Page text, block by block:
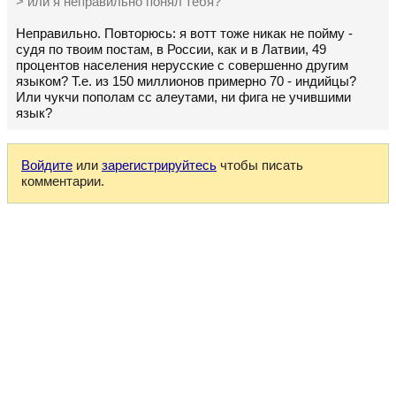
Неправильно. Повторюсь: я вотт тоже никак не пойму -
судя по твоим постам, в России, как и в Латвии, 49
процентов населения нерусские с совершенно другим
языком? Т.е. из 150 миллионов примерно 70 - индийцы?
Или чукчи пополам сс алеутами, ни фига не учившими
язык?
Войдите или зарегистрируйтесь чтобы писать
комментарии.